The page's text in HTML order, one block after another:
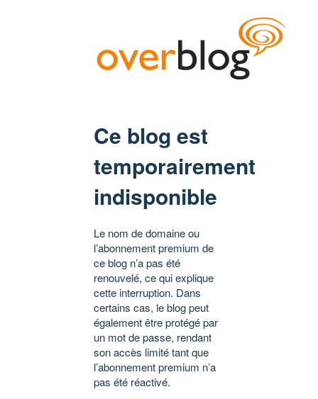
Ce blog est
temporairement
indisponible
Le nom de domaine ou
l’abonnement premium de
ce blog n’a pas été
renouvelé, ce qui explique
cette interruption. Dans
certains cas, le blog peut
également être protégé par
un mot de passe, rendant
son accès limité tant que
l’abonnement premium n’a
pas été réactivé.